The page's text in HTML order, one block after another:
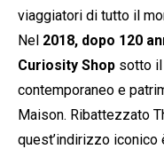
viaggiatori di tutto il
Nel 2018, dopo 120
Curiosity Shop sotto
contemporaneo e
Maison. Ribattezzato
quest’indirizzo